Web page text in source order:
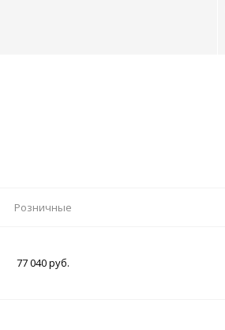
Розничные
77 040 руб.